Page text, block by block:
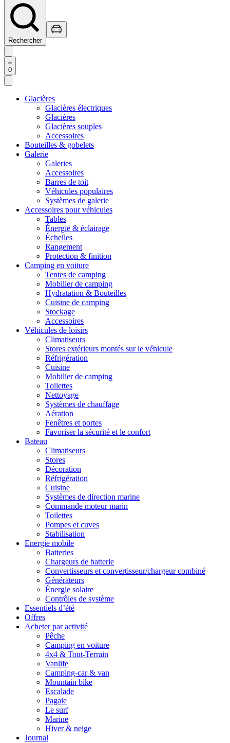
Rechercher
0
Glacières
Glacières électriques
Glacières
Glacières souples
Accessoires
Bouteilles & gobelets
Galerie
Galeries
Accessoires
Barres de toit
Véhicules populaires
Systèmes de galerie
Accessoires pour véhicules
Tables
Énergie & éclairage
Échelles
Rangement
Protection & finition
Camping en voiture
Tentes de camping
Mobilier de camping
Hydratation & Bouteilles
Cuisine de camping
Stockage
Accessoires
Véhicules de loisirs
Climatiseurs
Stores extérieurs montés sur le véhicule
Réfrigération
Cuisine
Mobilier de camping
Toilettes
Nettoyage
Systèmes de chauffage
Aération
Fenêtres et portes
Favoriser la sécurité et le confort
Bateau
Climatiseurs
Stores
Décoration
Réfrigération
Cuisine
Systèmes de direction marine
Commande moteur marin
Toilettes
Pompes et cuves
Stabilisation
Energie mobile
Batteries
Chargeurs de batterie
Convertisseurs et convertisseur/chargeur combiné
Générateurs
Énergie solaire
Contrôles de système
Essentiels d’été
Offres
Acheter par activité
Pêche
Camping en voiture
4x4 & Tout-Terrain
Vanlife
Camping-car & van
Mountain bike
Escalade
Pagaie
Le surf
Marine
Hiver & neige
Journal